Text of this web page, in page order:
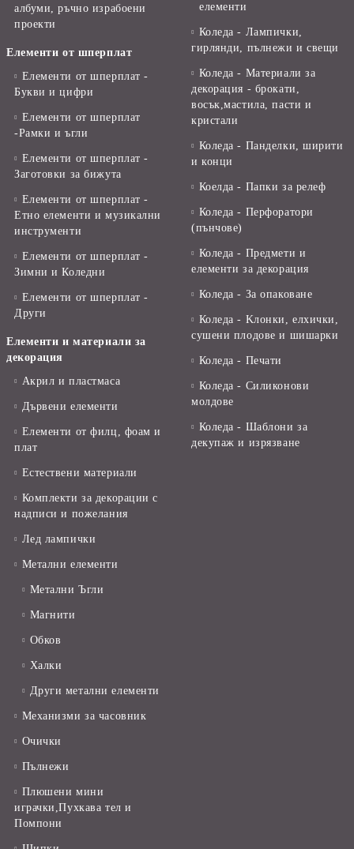
албуми, ръчно израбоени
проекти
Елементи от шперплат
Елементи от шперплат -
Букви и цифри
Елементи от шперплат
-Рамки и ъгли
Елементи от шперплат -
Заготовки за бижута
Елементи от шперплат -
Етно елементи и музикални
инструменти
Елементи от шперплат -
Зимни и Коледни
Елементи от шперплат -
Други
Елементи и материали за
декорация
Акрил и пластмаса
Дървени елементи
Елементи от филц, фоам и
плат
Естествени материали
Комплекти за декорации с
надписи и пожелания
Лед лампички
Метални елементи
Метални Ъгли
Магнити
Обков
Халки
Други метални елементи
Механизми за часовник
Очички
Пълнежи
Плюшени мини
играчки,Пухкава тел и
Помпони
елементи
Коледа - Лампички,
гирлянди, пълнежи и свещи
Коледа - Материали за
декорация - брокати,
восък,мастила, пасти и
кристали
Коледа - Панделки, ширити
и конци
Коелда - Папки за релеф
Коледа - Перфоратори
(пънчове)
Коледа - Предмети и
елементи за декорация
Коледа - За опаковане
Коледа - Kлонки, елхички,
сушени плодове и шишарки
Коледа - Печати
Коледа - Силиконови
молдове
Коледа - Шаблони за
декупаж и изрязване